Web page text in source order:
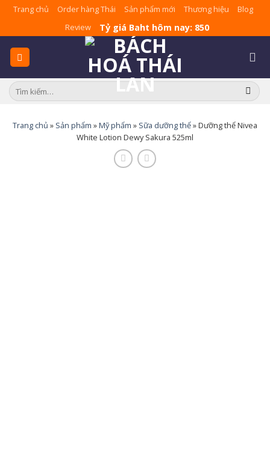
Skip
content
Trang chủ Order hàng Thái Sản phẩm mới Thương hiệu
Blog
Review
Tỷ giá Baht hôm nay: 850
Tìm
kiếm:
Trang chủ » Sản phẩm »Mỹ phẩm » Sữa dưỡng thể»Dưỡng thể Nivea
White Lotion Dewy Sakura 525ml